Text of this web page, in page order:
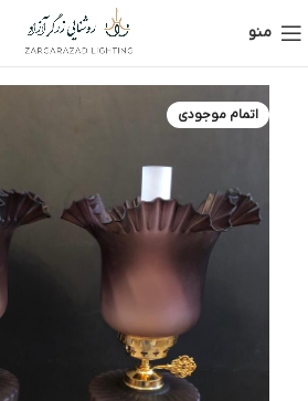
منو
اتمام موجودی